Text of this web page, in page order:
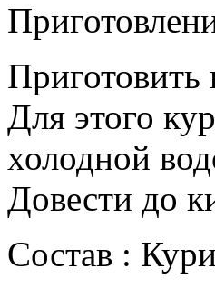
Для этого
холодной
Довести до
Состав :